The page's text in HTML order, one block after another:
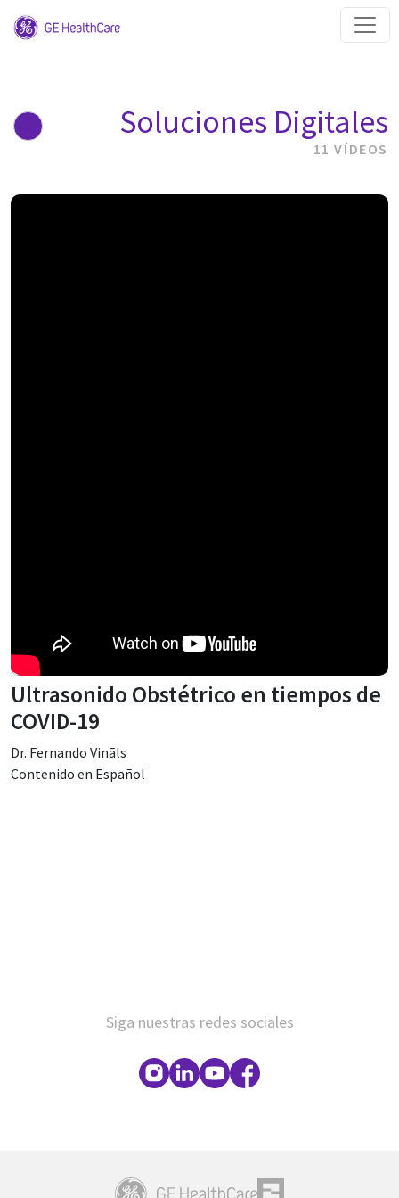
11 VÍDEOS
Soluciones Digitales
Ultrasonido Obstétrico en tiempos de
COVID-19
Dr. Fernando Vinãls
Contenido en Español
Siga nuestras redes sociales